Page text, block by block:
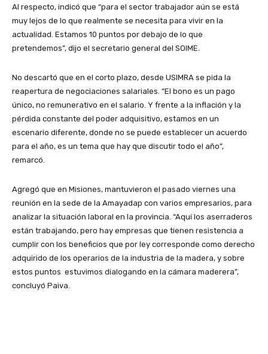
Al respecto, indicó que “para el sector trabajador aún se está
muy lejos de lo que realmente se necesita para vivir en la
actualidad. Estamos 10 puntos por debajo de lo que
pretendemos”, dijo el secretario general del SOIME.
No descartó que en el corto plazo, desde USIMRA se pida la
reapertura de negociaciones salariales. “El bono es un pago
único, no remunerativo en el salario. Y frente a la inflación y la
pérdida constante del poder adquisitivo, estamos en un
escenario diferente, donde no se puede establecer un acuerdo
para el año, es un tema que hay que discutir todo el año”,
remarcó.
Agregó que en Misiones, mantuvieron el pasado viernes una
reunión en la sede de la Amayadap con varios empresarios, para
analizar la situación laboral en la provincia. “Aquí los aserraderos
están trabajando, pero hay empresas que tienen resistencia a
cumplir con los beneficios que por ley corresponde como derecho
adquirido de los operarios de la industria de la madera, y sobre
estos puntos estuvimos dialogando en la cámara maderera”,
concluyó Paiva.